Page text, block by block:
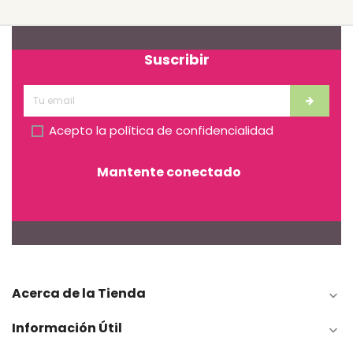
Suscribir
Acepto la política de confidencialidad
Mantente conectado
Acerca de la Tienda 
Información Útil 